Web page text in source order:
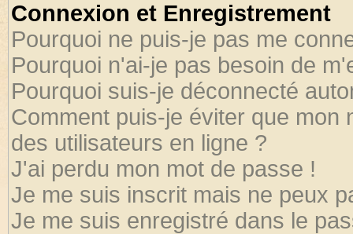
Connexion et Enregistrement
Pourquoi ne puis-je pas me
Pourquoi n'ai-je pas besoin de
Pourquoi suis-je déconnecté
Comment puis-je éviter que mon
des utilisateurs en ligne ?
J'ai perdu mon mot de passe !
Je me suis inscrit mais ne peux
Je me suis enregistré dans le